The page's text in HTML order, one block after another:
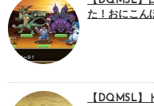
た！おにこん
【DQMSL】